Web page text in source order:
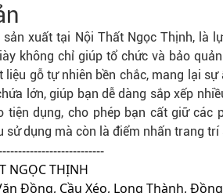
sản xuất tại Nội Thất Ngọc Thịnh, là
không chỉ giúp tổ chức và bảo
liệu gỗ tự nhiên bền chắc, mang lại
lớn, giúp bạn dễ dàng sắp xếp
tiện dụng, cho phép bạn cất giữ
sử dụng mà còn là điểm nhấn trang
NGỌC THỊNH
Đồng, Cầu Xéo, Long Thành,